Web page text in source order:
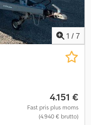
1 / 7
4.151 €
Fast pris plus moms
(4.940 € brutto)